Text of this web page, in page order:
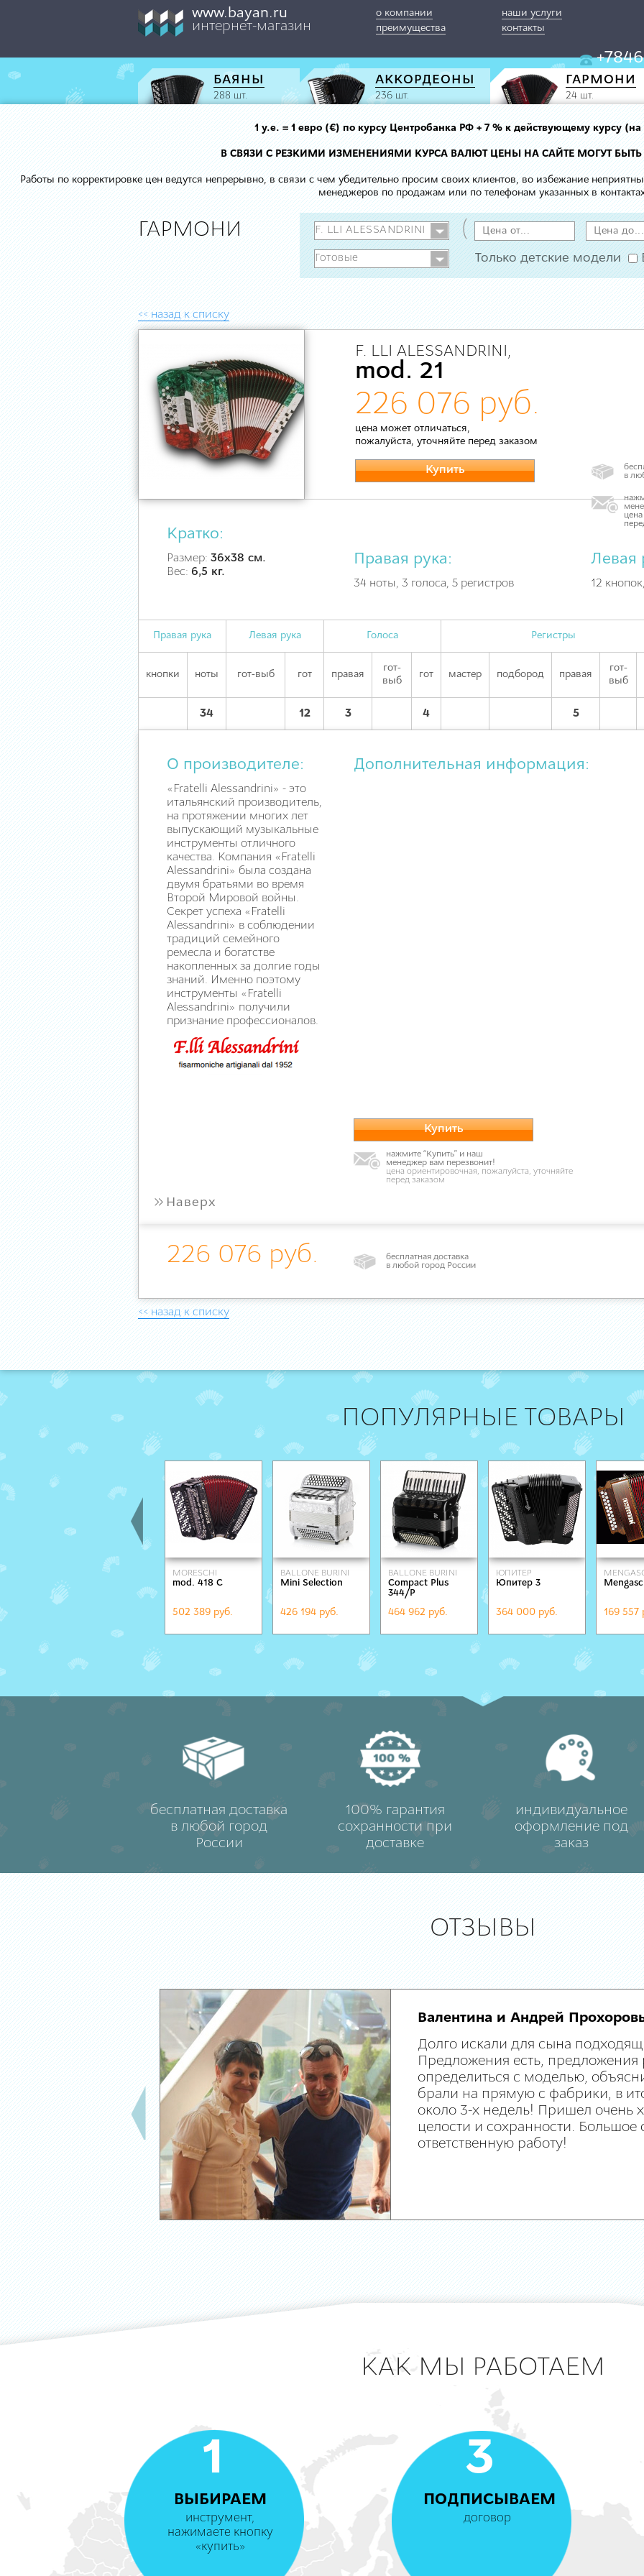
www.bayan.ru
интернет-магазин
о компании
наши услуги
преимущества
контакты
БАЯНЫ
288 шт.
АККОРДЕОНЫ
236 шт.
ГАРМОНИ
24 шт.
1 у.е. = 1 евро (€) по курсу Центробанка РФ + 7 % к действующему курсу
В СВЯЗИ С РЕЗКИМИ ИЗМЕНЕНИЯМИ КУРСА ВАЛЮТ ЦЕНЫ НА САЙТЕ МОГУТ
Работы по корректировке цен ведутся непрерывно, в связи с чем убедительно просим своих клиентов, во избежание
менеджеров по продажам или по телефонам указанных в
ГАРМОНИ (
Только детские модели
<< назад к списку
F. LLI ALESSANDRINI,
mod. 21
226 076 руб.
цена может отличаться,
пожалуйста, уточняйте перед заказом
Купить
в
Кратко:
Размер: 36х38 см.
Вес: 6,5 кг.
Правая рука:
34 ноты, 3 голоса, 5 регистров
Левая
12
Правая рука Левая рука Голоса Регистры
кнопки ноты гот-выб гот правая
гот-
выб
гот мастер подбород правая
гот-
выб
34 12 3 4 5
О производителе:
«Fratelli Alessandrini» - это
итальянский производитель,
на протяжении многих лет
выпускающий музыкальные
инструменты отличного
качества. Компания «Fratelli
Alessandrini» была создана
двумя братьями во время
Второй Мировой войны.
Секрет успеха «Fratelli
Alessandrini» в соблюдении
традиций семейного
ремесла и богатстве
накопленных за долгие годы
знаний. Именно поэтому
инструменты «Fratelli
Alessandrini» получили
признание профессионалов.
Дополнительная информация:
Купить
нажмите “Купить” и наш
менеджер вам перезвонит!
цена ориентировочная, пожалуйста, уточняйте
перед заказом
» Наверх
226 076 руб.
бесплатная доставка
в любой город России
<< назад к списку
ПОПУЛЯРНЫЕ ТОВАРЫ
MORESCHI
mod. 418 C
502 389 руб.
BALLONE BURINI
Mini Selection
426 194 руб.
BALLONE BURINI
Compact Plus
344/Р
464 962 руб.
ЮПИТЕР
Юпитер 3
364 000 руб. 169 557
бесплатная доставка
в любой город
России
100% гарантия
сохранности при
доставке
индивидуальное
оформление под
заказ
ОТЗЫВЫ
Валентина и Андрей
Долго искали для сына
Предложения есть, предложения
определиться с моделью,
брали на прямую с фабрики, в
около 3-х недель! Пришел очень
целости и сохранности. Большое
ответственную работу!
КАК МЫ РАБОТАЕМ
1
ВЫБИРАЕМ
инструмент,
нажимаете кнопку
«купить»
3
ПОДПИСЫВАЕМ
договор